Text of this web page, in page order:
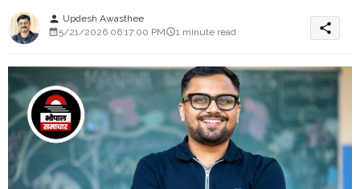
person Updesh Awasthee
5/21/2026 06:17:00 PM
1 minute read share